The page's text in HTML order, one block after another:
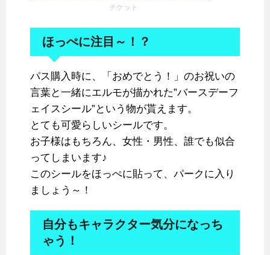
チケット
ほっぺに注目～！？
パス購入時に、「おめでとう！」のお祝いの
言葉と一緒にエルモが描かれた”バースデーフ
ェイスシール”という物が貰えます。
とても可愛らしいシールです。
お子様はもちろん、女性・男性、誰でも似合
ってしまいます♪
このシールをほっぺに貼って、パークに入り
ましょう～！
自分もキャラクター気分になっち
ゃう！